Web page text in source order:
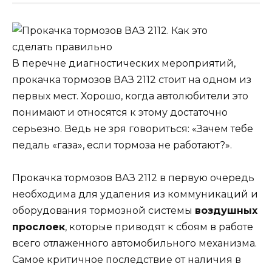
В перечне диагностических мероприятий,
прокачка тормозов ВАЗ 2112 стоит на одном из
первых мест. Хорошо, когда автолюбители это
понимают и относятся к этому достаточно
серьезно. Ведь не зря говориться: «Зачем тебе
педаль «газа», если тормоза не работают?».
Прокачка тормозов ВАЗ 2112 в первую очередь
необходима для удаления из коммуникаций и
оборудования тормозной системы воздушных
прослоек, которые приводят к сбоям в работе
всего отлаженного автомобильного механизма.
Самое критичное последствие от наличия в